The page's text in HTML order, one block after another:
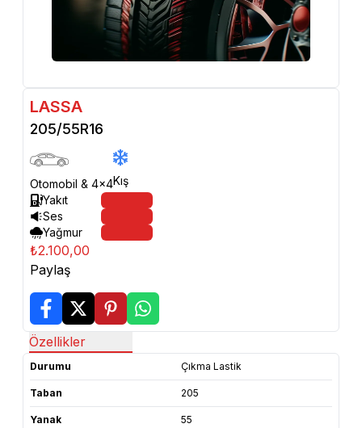
LASSA
205/55R16
Otomobil & 4x4Kış
Yakıt
Ses
Yağmur
₺2.100,00
Paylaş
Özellikler
Durumu Çıkma Lastik
Taban 205
Yanak 55